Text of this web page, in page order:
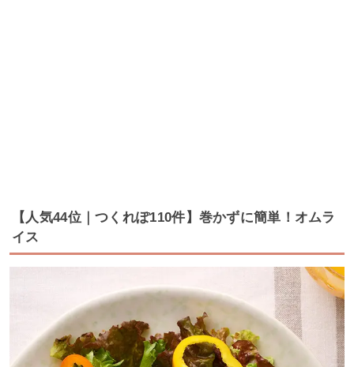
【人気44位｜つくれぽ110件】巻かずに簡単！オムラ
イス